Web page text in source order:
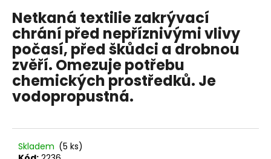
Netkaná textilie zakrývací
chrání před nepříznivými vlivy
počasí, před škůdci a drobnou
zvěří. Omezuje potřebu
chemických prostředků. Je
vodopropustná.
Skladem (5 ks)
o
p
o
r
u
č
u
e